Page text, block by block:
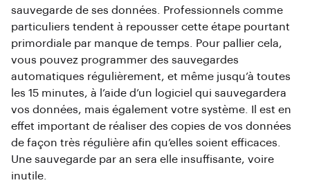
sauvegarde de ses données. Professionnels comme
particuliers tendent à repousser cette étape pourtant
primordiale par manque de temps. Pour pallier cela,
vous pouvez programmer des sauvegardes
automatiques régulièrement, et même jusqu’à toutes
les 15 minutes, à l’aide d’un logiciel qui sauvegardera
vos données, mais également votre système. Il est en
effet important de réaliser des copies de vos données
de façon très régulière afin qu’elles soient efficaces.
Une sauvegarde par an sera elle insuffisante, voire
inutile.